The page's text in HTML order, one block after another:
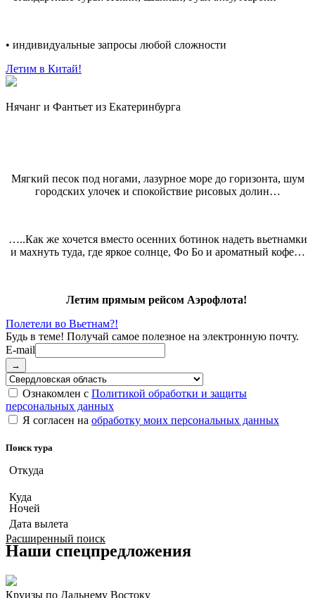
• индивидуальные запросы любой сложности
Летим в Китай!
Нячанг и Фантьет из Екатеринбурга
Мягкий песок под ногами, лазурное море до горизонта, шум
городских улочек и спокойствие рисовых долин…
…..Как же хочется вместо осенних ботинок надеть вьетнамки
и махнуть туда, где яркое солнце, Фо Бо и ароматный кофе…
Летим прямым рейсом Аэрофлота!
Полетели во Вьетнам?!
E-mail
→
Ознакомлен с Политикой обработки и защиты
персональных данных
Я согласен на обработку моих персональных данных
Поиск тура
Откуда
Куда
Дата вылета
Ночей
Расширенный поиск
Наши спецпредложения
Круизы по Дальнему Востоку